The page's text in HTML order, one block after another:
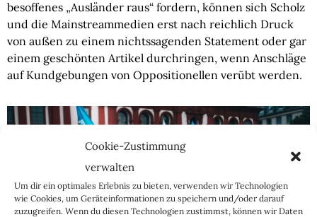
Cookie-Zustimmung
verwalten
Um dir ein optimales Erlebnis zu bieten, verwenden wir Technologien
wie Cookies, um Geräteinformationen zu speichern und/oder darauf
zuzugreifen. Wenn du diesen Technologien zustimmst, können wir Daten
besoffenes „Ausländer raus“ fordern, können sich Scholz
und die Mainstreammedien erst nach reichlich Druck
von außen zu einem nichtssagenden Statement oder gar
einem geschönten Artikel durchringen, wenn Anschläge
auf Kundgebungen von Oppositionellen verübt werden.